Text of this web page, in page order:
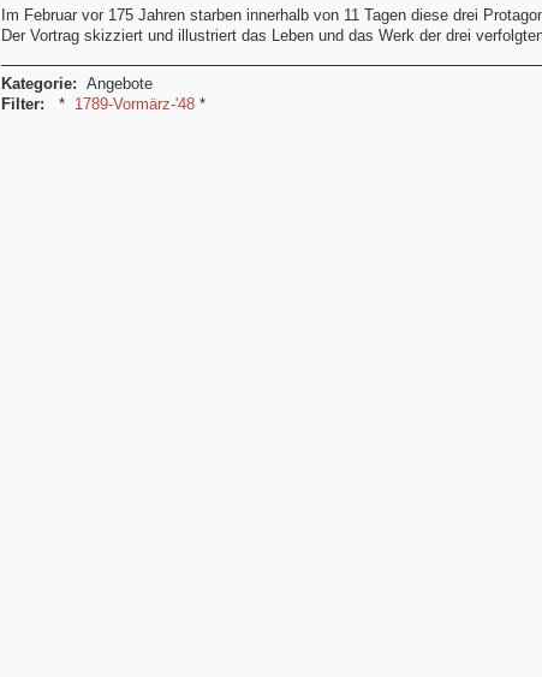
Im Februar vor 175 Jahren starben innerhalb von 11 Tagen diese drei
Der Vortrag skizziert und illustriert das Leben und das Werk der drei
Kategorie: Angebote
Filter:
* 1789-Vormärz-'48 *